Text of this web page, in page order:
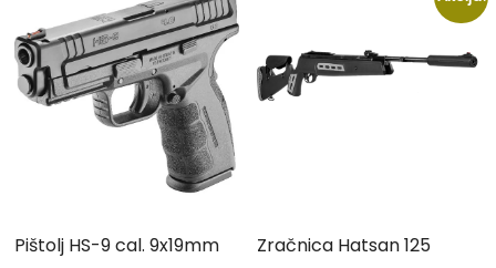
Pištolj HS-9 cal. 9x19mm
Zračnica Hatsan 125